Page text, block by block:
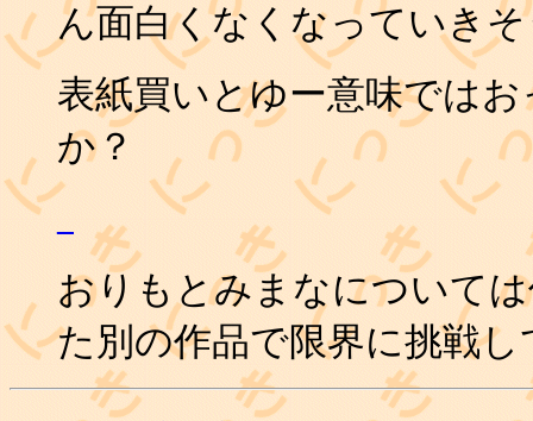
ん面白くなくなっていき
表紙買いとゆー意味では
か？
おりもとみまなについて
た別の作品で限界に挑戦